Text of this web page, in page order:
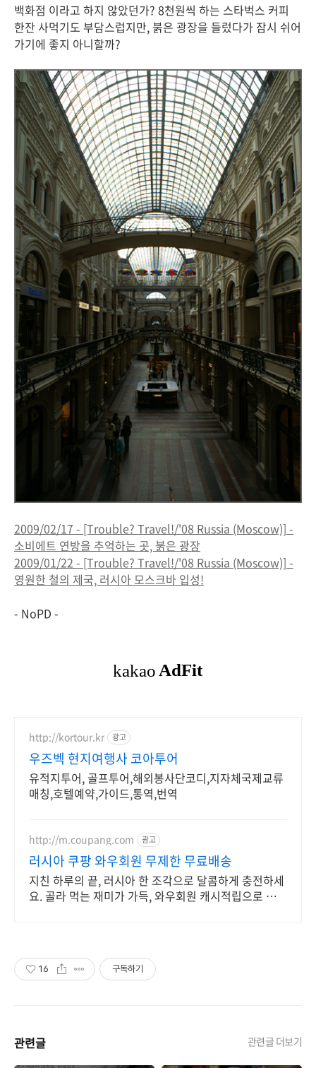
백화점 이라고 하지 않았던가? 8천원씩 하는 스타벅스 커피
한잔 사먹기도 부담스럽지만, 붉은 광장을 들렀다가 잠시 쉬어
가기에 좋지 아니할까?
2009/02/17 - [Trouble? Travel!/'08 Russia (Moscow)] -
소비에트 연방을 추억하는 곳, 붉은 광장
2009/01/22 - [Trouble? Travel!/'08 Russia (Moscow)] -
영원한 철의 제국, 러시아 모스크바 입성!
- NoPD -
http://kortour.kr 광고
우즈벡 현지여행사 코아투어
유적지투어, 골프투어,해외봉사단코디,지자체국제교류
매칭,호텔예약,가이드,통역,번역
http://m.coupang.com 광고
러시아 쿠팡 와우회원 무제한 무료배송
지친 하루의 끝, 러시아 한 조각으로 달콤하게 충전하세
요. 골라 먹는 재미가 가득, 와우회원 캐시적립으로 더
16 구독하기
관련글 관련글 더보기